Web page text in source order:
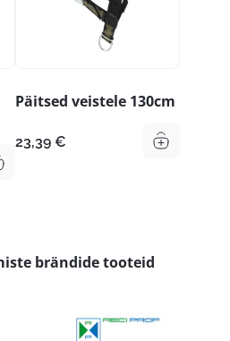
Päitsed veistele 130cm
23,39 €
brändide tooteid